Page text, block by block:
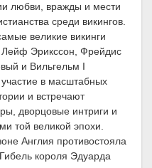
любви, вражды и мести
среди викингов.
великие викинги
Лейф Эрикссон, Фрейдис
и Вильгельм I
в масштабных
и встречают
дворцовые интриги и
той великой эпохи.
Англия противостояла
короля Эдуарда